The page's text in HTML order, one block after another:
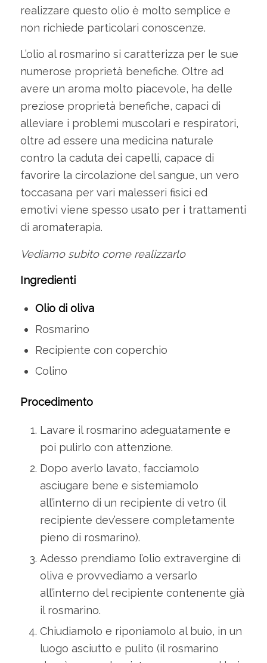
realizzare questo olio è molto semplice e
non richiede particolari conoscenze.
L’olio al rosmarino si caratterizza per le sue
numerose proprietà benefiche. Oltre ad
avere un aroma molto piacevole, ha delle
preziose proprietà benefiche, capaci di
alleviare i problemi muscolari e respiratori,
oltre ad essere una medicina naturale
contro la caduta dei capelli, capace di
favorire la circolazione del sangue, un vero
toccasana per vari malesseri fisici ed
emotivi viene spesso usato per i trattamenti
di aromaterapia.
Vediamo subito come realizzarlo
Ingredienti
Olio di oliva
Rosmarino
Recipiente con coperchio
Colino
Procedimento
Lavare il rosmarino adeguatamente e
poi pulirlo con attenzione.
Dopo averlo lavato, facciamolo
asciugare bene e sistemiamolo
all’interno di un recipiente di vetro (il
recipiente dev’essere completamente
pieno di rosmarino).
Adesso prendiamo l’olio extravergine di
oliva e provvediamo a versarlo
all’interno del recipiente contenente già
il rosmarino.
Chiudiamolo e riponiamolo al buio, in un
luogo asciutto e pulito (il rosmarino